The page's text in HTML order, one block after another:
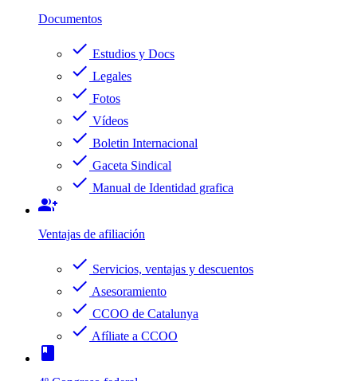
Documentos
check Estudios y Docs
check Legales
check Fotos
check Vídeos
check Boletin Internacional
check Gaceta Sindical
check Manual de Identidad grafica
group_add
Ventajas de afiliación
check Servicios, ventajas y descuentos
check Asesoramiento
check CCOO de Catalunya
check Afíliate a CCOO
book